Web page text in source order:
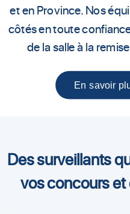
et en Province. Nos
côtés en toute
de la salle à la
En savoir
Des surveillants
vos concours